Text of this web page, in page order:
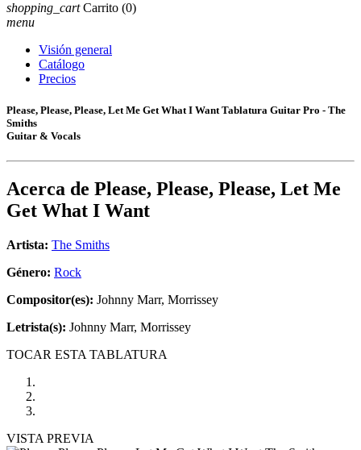
shopping_cart Carrito (0)
menu
Visión general
Catálogo
Precios
Please, Please, Please, Let Me Get What I Want Tablatura Guitar Pro - The
Smiths
Guitar & Vocals
Acerca de Please, Please, Please, Let Me
Get What I Want
Artista: The Smiths
Género: Rock
Compositor(es): Johnny Marr, Morrissey
Letrista(s): Johnny Marr, Morrissey
TOCAR ESTA TABLATURA
VISTA PREVIA